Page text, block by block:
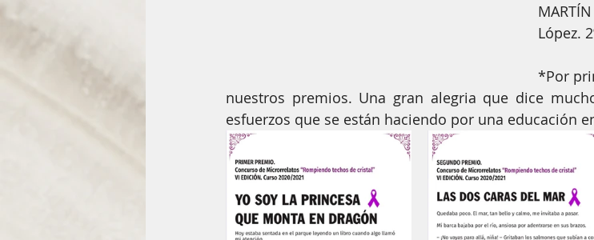
López.
*Por
nuestros premios. Una gran alegria que dice
esfuerzos que se están haciendo por una educación